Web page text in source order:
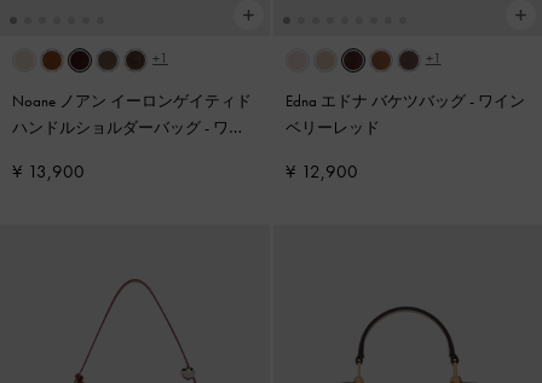
+1
Noane ノアン イーロンゲイティド
ハンドルショルダーバッグ- ワイ
¥ 13,900
+1
Edna エドナ バケツバッグ- ワイン
ベリーレッド
¥ 12,900